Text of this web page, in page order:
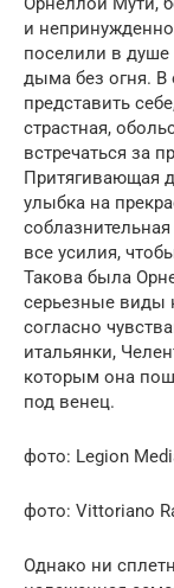
и
поселили в душе
дыма без огня. В
представить
страстная,
встречаться за
Притягивающая
улыбка на
все усилия,
Такова была
серьезные виды
согласно
итальянки,
которым она
под венец.
фото: Legion
фото: Vittoriano
Однако ни